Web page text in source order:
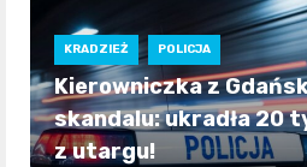
KRADZIEŻ POLICJA
Kierowniczka z
skandalu: ukradła 20
z utargu!